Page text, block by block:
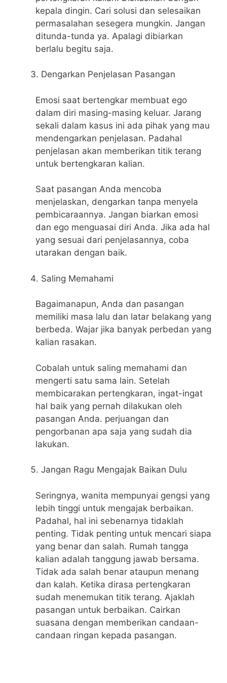
kepala dingin. Cari solusi dan selesaikan
permasalahan sesegera mungkin. Jangan
ditunda-tunda ya. Apalagi dibiarkan
berlalu begitu saja.
Dengarkan Penjelasan Pasangan
Emosi saat bertengkar membuat ego
dalam diri masing-masing keluar. Jarang
sekali dalam kasus ini ada pihak yang mau
mendengarkan penjelasan. Padahal
penjelasan akan memberikan titik terang
untuk bertengkaran kalian.
Saat pasangan Anda mencoba
menjelaskan, dengarkan tanpa menyela
pembicaraannya. Jangan biarkan emosi
dan ego menguasai diri Anda. Jika ada hal
yang sesuai dari penjelasannya, coba
utarakan dengan baik.
Saling Memahami
Bagaimanapun, Anda dan pasangan
memiliki masa lalu dan latar belakang yang
berbeda. Wajar jika banyak perbedan yang
kalian rasakan.
Cobalah untuk saling memahami dan
mengerti satu sama lain. Setelah
membicarakan pertengkaran, ingat-ingat
hal baik yang pernah dilakukan oleh
pasangan Anda. perjuangan dan
pengorbanan apa saja yang sudah dia
lakukan.
Jangan Ragu Mengajak Baikan Dulu
Seringnya, wanita mempunyai gengsi yang
lebih tinggi untuk mengajak berbaikan.
Padahal, hal ini sebenarnya tidaklah
penting. Tidak penting untuk mencari siapa
yang benar dan salah. Rumah tangga
kalian adalah tanggung jawab bersama.
Tidak ada salah benar ataupun menang
dan kalah. Ketika dirasa pertengkaran
sudah menemukan titik terang. Ajaklah
pasangan untuk berbaikan. Cairkan
suasana dengan memberikan candaan-
candaan ringan kepada pasangan.